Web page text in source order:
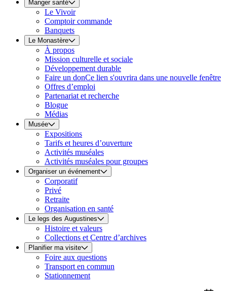
Manger santé
Le Vivoir
Comptoir commande
Banquets
Le Monastère
À propos
Mission culturelle et sociale
Développement durable
Faire un donCe lien s'ouvrira dans une nouvelle fenêtre
Offres d’emploi
Partenariat et recherche
Blogue
Médias
Musée
Expositions
Tarifs et heures d’ouverture
Activités muséales
Activités muséales pour groupes
Organiser un événement
Corporatif
Privé
Retraite
Organisation en santé
Le legs des Augustines
Histoire et valeurs
Collections et Centre d’archives
Planifier ma visite
Foire aux questions
Transport en commun
Stationnement